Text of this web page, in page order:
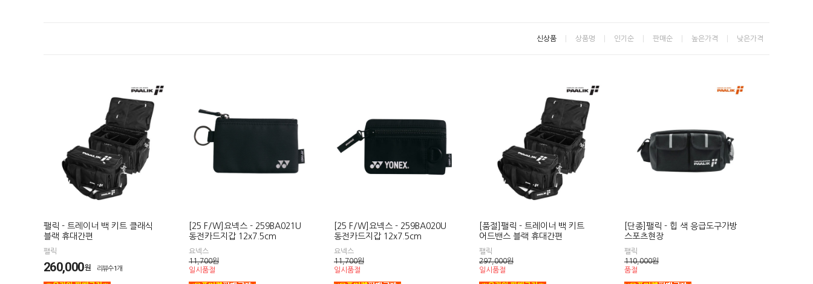
신상품 상품명 인기순 판매순 높은가격 낮은가격
팰릭 - 트레이너 백 키트 클래식
블랙 휴대간편
팰릭
260,000원 리뷰수1개
[25 F/W]요넥스 - 259BA021U
동전카드지갑 12x7.5cm
요넥스
11,700원
일시품절
[25 F/W]요넥스 - 259BA020U
동전카드지갑 12x7.5cm
요넥스
11,700원
일시품절
[품절]팰릭 - 트레이너 백 키트
어드밴스 블랙 휴대간편
팰릭
297,000원
일시품절
[단종]팰릭 - 힙 색 응급도구가방
스포츠현장
팰릭
110,000원
품절